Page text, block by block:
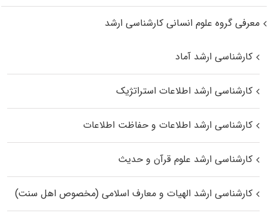
معرفی گروه علوم انسانی کارشناسی ارشد
کارشناسی ارشد آماد
کارشناسی ارشد اطلاعات استراتژیک
کارشناسی ارشد اطلاعات و حفاظت اطلاعات
کارشناسی ارشد علوم قرآن و حدیث
کارشناسی ارشد الهیات و معارف اسلامی (مخصوص اهل سنت)